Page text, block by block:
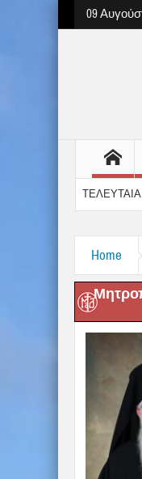
09
του καλοκαιριού» –
Home